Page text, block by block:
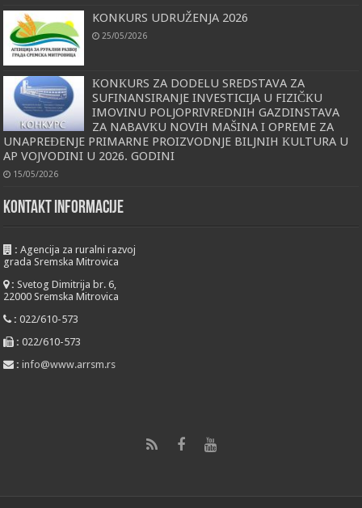
KONKURS UDRUŽENJA 2026
25/05/2026
КONКURS ZA DODELU SREDSTAVA ZA
SUFINANSIRANJE INVESTICIJA U FIZIČКU
IMOVINU POLJOPRIVREDNIH GAZDINSTAVA
ZA NABAVКU NOVIH MAŠINA I OPREME ZA
UNAPREĐENJE PRIMARNE PROIZVODNJE BILJNIH КULTURA U
AP VOJVODINI U 2026. GODINI
15/05/2026
KONTAKT INFORMACIJE
:Agencija za ruralni razvoj
grada Sremska Mitrovica
: Svetog Dimitrija br. 6,
22000 Sremska Mitrovica
:022/610-573
:022/610-573
: info@www.arrsm.rs